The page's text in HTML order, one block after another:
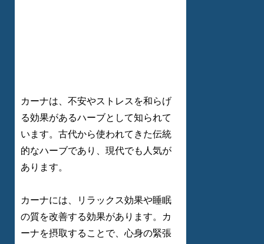
カーナは、不安やストレスを和らげ
る効果があるハーブとして知られて
います。古代から使われてきた伝統
的なハーブであり、現代でも人気が
あります。
カーナには、リラックス効果や睡眠
の質を改善する効果があります。カ
ーナを摂取することで、心身の緊張